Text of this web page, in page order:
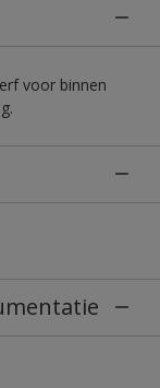
voor binnen